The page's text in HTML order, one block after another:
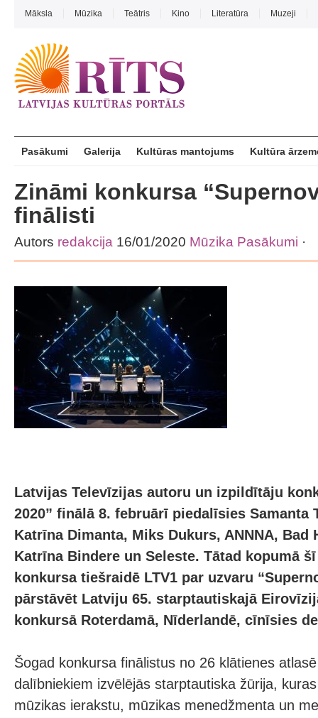
Māksla Mūzika Teātris Kino Literatūra Muzeji
Pasākumi Galerija Kultūras mantojums Kultūra
Zināmi konkursa
finālisti
Autors redakcija 16/01/2020 Mūzika Pasākumi ·
Latvijas Televīzijas autoru un izpildītāju
2020” finālā 8. februārī piedalīsies Samanta
Katrīna Dimanta, Miks Dukurs, ANNNA, Bad
Katrīna Bindere un Seleste. Tātad kopumā
konkursa tiešraidē LTV1 par uzvaru
pārstāvēt Latviju 65. starptautiskajā
konkursā Roterdamā, Nīderlandē, cīnīsies
Šogad konkursa finālistus no 26 klātienes
dalībniekiem izvēlējās starptautiska žūrija,
mūzikas ierakstu, mūzikas menedžmenta un